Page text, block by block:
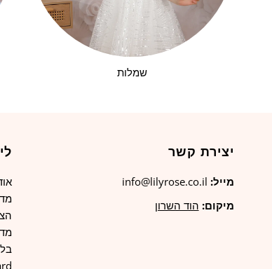
שמלות
יצירת קשר
מייל: info@lilyrose.co.il
מיקום: הוד השרון